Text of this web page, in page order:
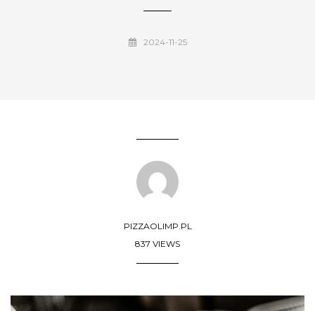
2024-11-25
PIZZAOLIMP.PL
837 VIEWS